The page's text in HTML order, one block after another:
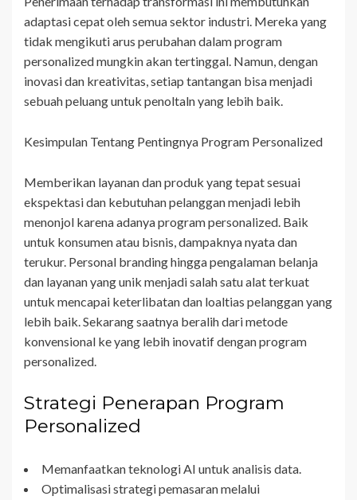
adaptasi cepat oleh semua sektor industri. Mereka yang
tidak mengikuti arus perubahan dalam program
personalized mungkin akan tertinggal. Namun, dengan
inovasi dan kreativitas, setiap tantangan bisa menjadi
sebuah peluang untuk penoltaln yang lebih baik.
Kesimpulan Tentang Pentingnya Program Personalized
Memberikan layanan dan produk yang tepat sesuai
ekspektasi dan kebutuhan pelanggan menjadi lebih
menonjol karena adanya program personalized. Baik
untuk konsumen atau bisnis, dampaknya nyata dan
terukur. Personal branding hingga pengalaman belanja
dan layanan yang unik menjadi salah satu alat terkuat
untuk mencapai keterlibatan dan loaltias pelanggan yang
lebih baik. Sekarang saatnya beralih dari metode
konvensional ke yang lebih inovatif dengan program
personalized.
Strategi Penerapan Program
Personalized
Memanfaatkan teknologi AI untuk analisis data.
Optimalisasi strategi pemasaran melalui